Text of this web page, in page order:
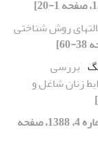
روش شناختی
بررسی
زنان شاغل و
[دوره 3، شماره 4، 1388، صفحه